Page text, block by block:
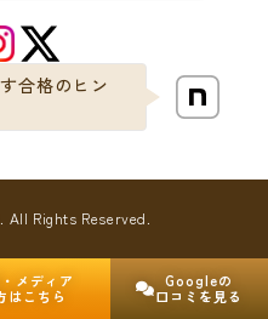
合格のヒン
Rights Reserved.
メディア
はこちら
Googleの
口コミを見る